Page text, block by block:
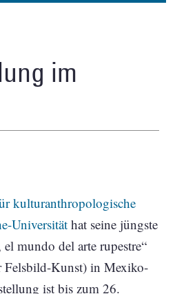
im
kulturanthropologische
Universität hat seine jüngste
mundo del arte rupestre“
Felsbild-Kunst) in Mexiko-
ist bis zum 26.